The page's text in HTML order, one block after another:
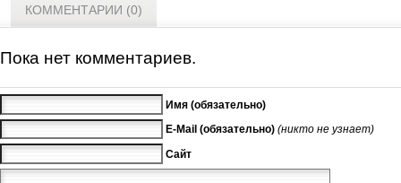
КОММЕНТАРИИ (0)
Пока нет комментариев.
Имя (обязательно)
E-Mail (обязательно) (никто не узнает)
Сайт